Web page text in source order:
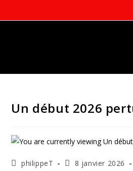
to
Un début 2026
Auteur/autrice
philippeT
Publication
8 janvier 2026